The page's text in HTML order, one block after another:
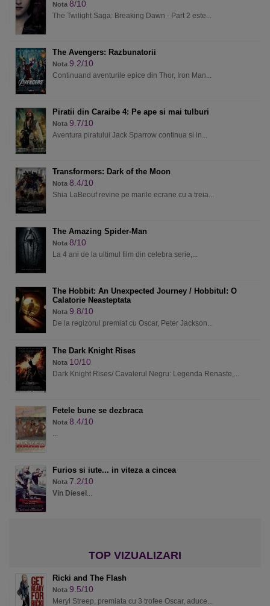
Nota 8/10
The Twilight Saga: Breaking Dawn - Part 2 este...
The Avengers: Razbunatorii
Nota 9.2/10
Continuand aventurile epice din Thor, Iron Man...
Piratii din Caraibe 4: Pe ape si mai tulburi
Nota 9.7/10
Aventura piratului Jack Sparrow continua si in...
Transformers: Dark of the Moon
Nota 8.4/10
Shia LaBeouf revine pe marile ecrane cu a treia...
The Amazing Spider-Man
Nota 8/10
La 4 ani de la ultimul film din celebra serie,...
The Hobbit: An Unexpected Journey / Hobbitul: O
Calatorie Neasteptata
Nota 9.8/10
De la regizorul premiat cu Oscar, Peter Jackson...
The Dark Knight Rises
Nota 10/10
Dark Knight Rises/ Cavalerul Negru: Legenda Renaste,...
Fetele bune se dezbraca
Nota 8.4/10
...
Furios si iute... in viteza a cincea
Nota 7.2/10
Vin Diesel ...
Ricki and The Flash
Nota 9.5/10
Meryl Streep, premiata cu 3 trofee Oscar, aduce...